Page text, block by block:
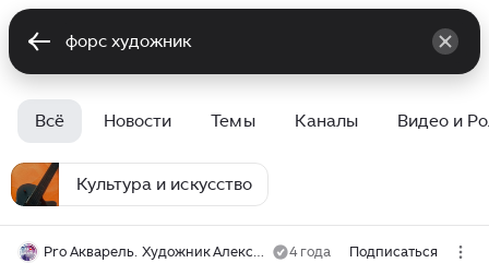
Всё Новости Темы Каналы Видео и
Культура и искусство
Pro Акварель. Художник Алексей Харитонов 4 года Подписаться